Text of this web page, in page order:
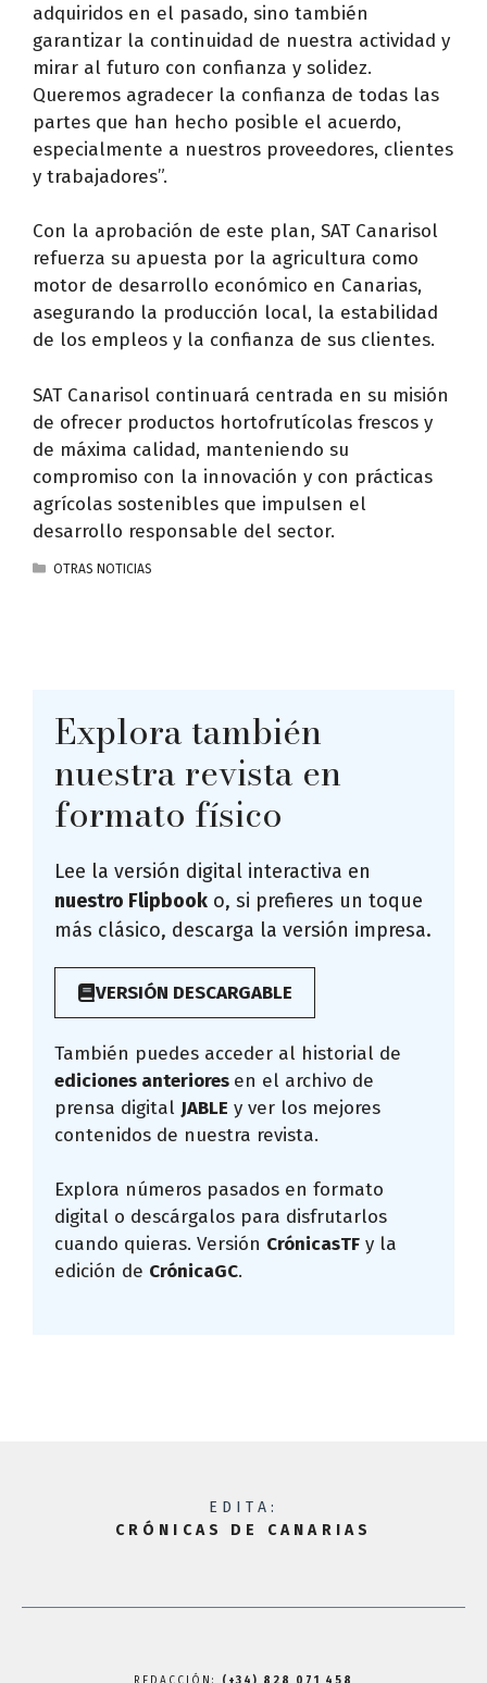
adquiridos en el pasado, sino también
garantizar la continuidad de nuestra actividad y
mirar al futuro con confianza y solidez.
Queremos agradecer la confianza de todas las
partes que han hecho posible el acuerdo,
especialmente a nuestros proveedores, clientes
y trabajadores”.
Con la aprobación de este plan, SAT Canarisol
refuerza su apuesta por la agricultura como
motor de desarrollo económico en Canarias,
asegurando la producción local, la estabilidad
de los empleos y la confianza de sus clientes.
SAT Canarisol continuará centrada en su misión
de ofrecer productos hortofrutícolas frescos y
de máxima calidad, manteniendo su
compromiso con la innovación y con prácticas
agrícolas sostenibles que impulsen el
desarrollo responsable del sector.
CATEGORÍAS
OTRAS NOTICIAS
Explora también
nuestra revista en
formato físico
Lee la versión digital interactiva en
nuestro Flipbook o, si prefieres un toque
más clásico, descarga la versión impresa.
VERSIÓN DESCARGABLE
También puedes acceder al historial de
ediciones anteriores en el archivo de
prensa digital JABLE y ver los mejores
contenidos de nuestra revista.
Explora números pasados en formato
digital o descárgalos para disfrutarlos
cuando quieras. Versión CrónicasTF y la
edición de CrónicaGC.
EDITA:
CRÓNICAS DE CANARIAS
REDACCIÓN: (+34) 828 071 458